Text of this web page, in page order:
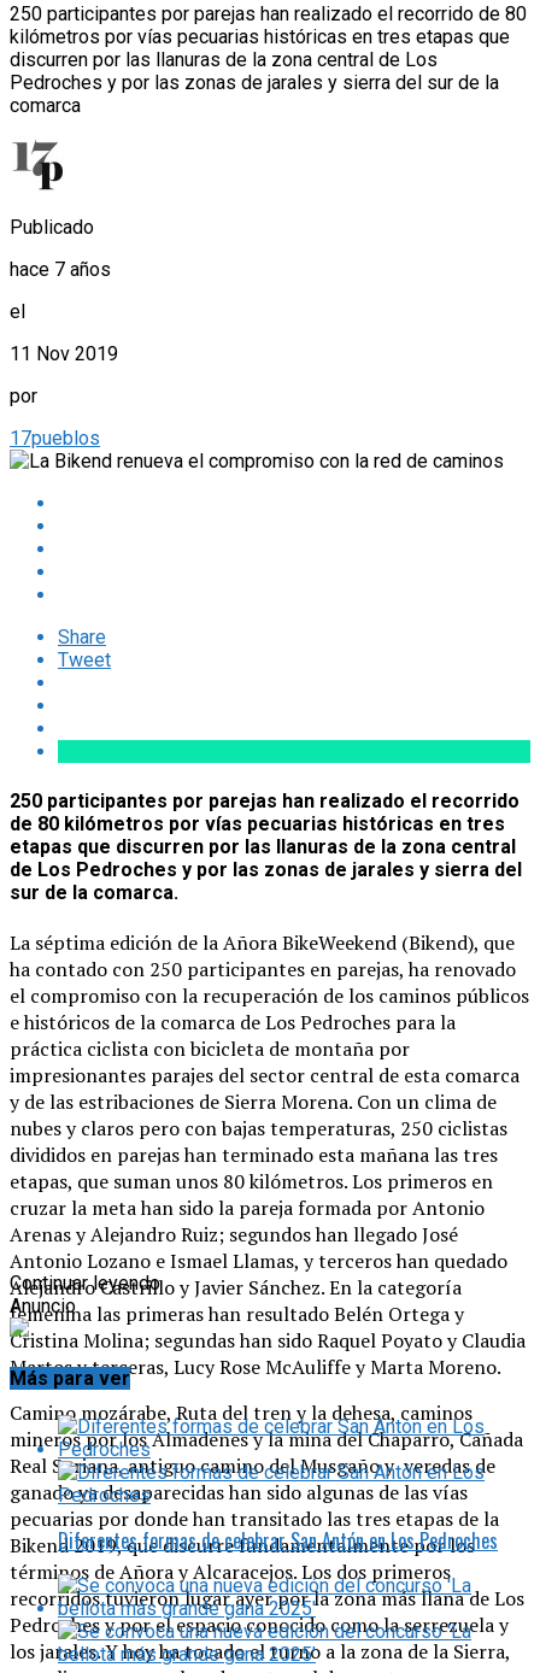
250 participantes por parejas han realizado el recorrido de 80
kilómetros por vías pecuarias históricas en tres etapas que
discurren por las llanuras de la zona central de Los
Pedroches y por las zonas de jarales y sierra del sur de la
comarca
Publicado
hace 7 años
el
11 Nov 2019
por
17pueblos
Share
Tweet
250 participantes por parejas han realizado el recorrido
de 80 kilómetros por vías pecuarias históricas en tres
etapas que discurren por las llanuras de la zona central
de Los Pedroches y por las zonas de jarales y sierra del
sur de la comarca.
La séptima edición de la Añora BikeWeekend (Bikend), que
ha contado con 250 participantes en parejas, ha renovado
el compromiso con la recuperación de los caminos públicos
e históricos de la comarca de Los Pedroches para la
práctica ciclista con bicicleta de montaña por
impresionantes parajes del sector central de esta comarca
y de las estribaciones de Sierra Morena. Con un clima de
nubes y claros pero con bajas temperaturas, 250 ciclistas
divididos en parejas han terminado esta mañana las tres
etapas, que suman unos 80 kilómetros. Los primeros en
cruzar la meta han sido la pareja formada por Antonio
Arenas y Alejandro Ruiz; segundos han llegado José
Antonio Lozano e Ismael Llamas, y terceros han quedado
Alejandro Castrillo y Javier Sánchez. En la categoría
femenina las primeras han resultado Belén Ortega y
Cristina Molina; segundas han sido Raquel Poyato y Claudia
Martos y terceras, Lucy Rose McAuliffe y Marta Moreno.
Camino mozárabe, Ruta del tren y la dehesa, caminos
mineros por los Almadenes y la mina del Chaparro, Cañada
Real Soriana, antiguo camino del Musgaño y veredas de
ganado ya desaparecidas han sido algunas de las vías
pecuarias por donde han transitado las tres etapas de la
Bikend 2019, que discurre fundamentalmente por los
términos de Añora y Alcaracejos. Los dos primeros
recorridos tuvieron lugar ayer por la zona más llana de Los
Pedroches y por el espacio conocido como la serrezuela y
los jarales. Y hoy ha tocado el turno a la zona de la Sierra,
Continuar leyendo
Anuncio
Más para ver
Diferentes formas de celebrar San Antón en Los Pedroches